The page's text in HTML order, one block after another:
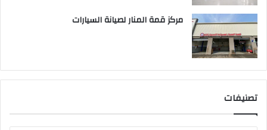
مركز قمة المنار لصيانة السيارات
تصنيفات